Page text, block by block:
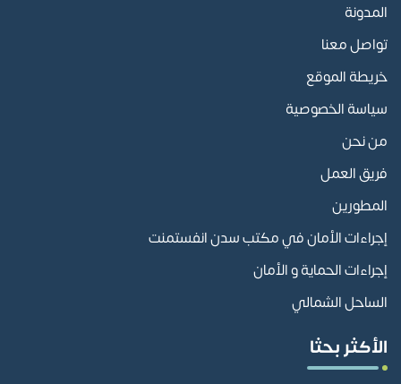
المدونة
تواصل معنا
خريطة الموقع
سياسة الخصوصية
من نحن
فريق العمل
المطورين
إجراءات الأمان في مكتب سدن انفستمنت
إجراءات الحماية و الأمان
الساحل الشمالي
الأكثر بحثا